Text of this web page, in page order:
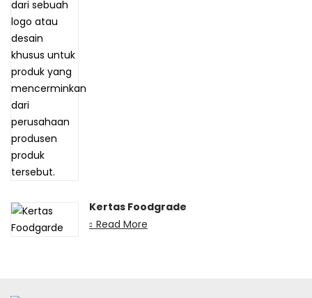
Kertas Foodgrade
Read More